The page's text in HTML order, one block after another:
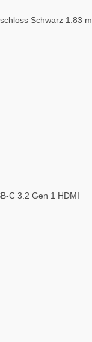
Schwarz 1.83 m
C 3.2 Gen 1 HDMI